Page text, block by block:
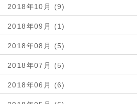
2018年10月 (9)
2018年09月 (1)
2018年08月 (5)
2018年07月 (5)
2018年06月 (6)